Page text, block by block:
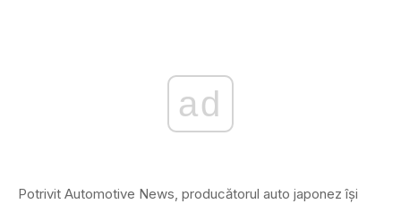
ad
Potrivit Automotive News, producătorul auto japonez își